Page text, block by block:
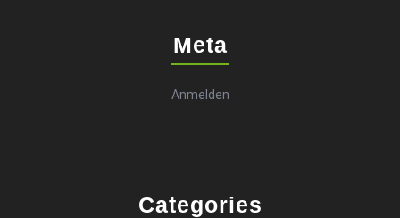
Meta
Anmelden
Categories